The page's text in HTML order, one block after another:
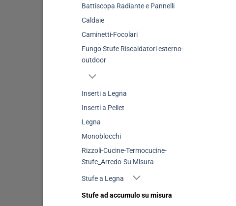
Battiscopa Radiante e Pannelli
Caldaie
Caminetti-Focolari
Fungo Stufe Riscaldatori esterno-
outdoor
Inserti a Legna
Inserti a Pellet
Legna
Monoblocchi
Rizzoli-Cucine-Termocucine-
Stufe_Arredo-Su Misura
Stufe a Legna
Stufe ad accumulo su misura